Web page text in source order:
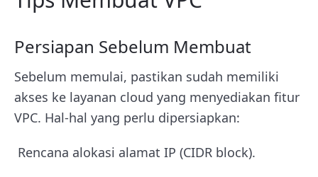
Persiapan Sebelum Membuat
Sebelum memulai, pastikan sudah memiliki
akses ke layanan cloud yang menyediakan fitur
VPC. Hal-hal yang perlu dipersiapkan:
Rencana alokasi alamat IP (CIDR block).